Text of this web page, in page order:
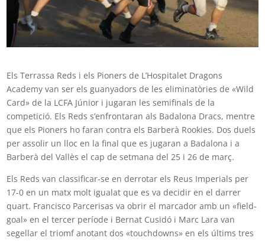
Els Terrassa Reds i els Pioners de L’Hospitalet Dragons
Academy van ser els guanyadors de les eliminatòries de «Wild
Card» de la LCFA Júnior i jugaran les semifinals de la
competició. Els Reds s’enfrontaran als Badalona Dracs, mentre
que els Pioners ho faran contra els Barberà Rookies. Dos duels
per assolir un lloc en la final que es jugaran a Badalona i a
Barberà del Vallès el cap de setmana del 25 i 26 de març.
Els Reds van classificar-se en derrotar els Reus Imperials per
17-0 en un matx molt igualat que es va decidir en el darrer
quart. Francisco Parcerisas va obrir el marcador amb un «field-
goal» en el tercer període i Bernat Cusidó i Marc Lara van
segellar el triomf anotant dos «touchdowns» en els últims tres